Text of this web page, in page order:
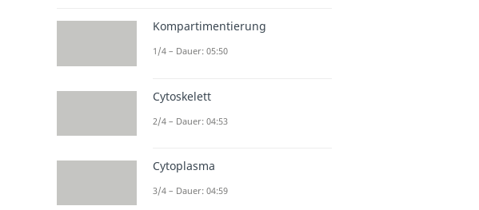
Kompartimentierung
1/4 – Dauer: 05:50
Cytoskelett
2/4 – Dauer: 04:53
Cytoplasma
3/4 – Dauer: 04:59